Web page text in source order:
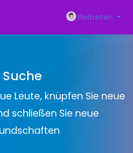
Beitreten
Suche
Leute, knüpfen Sie neue
schließen Sie neue